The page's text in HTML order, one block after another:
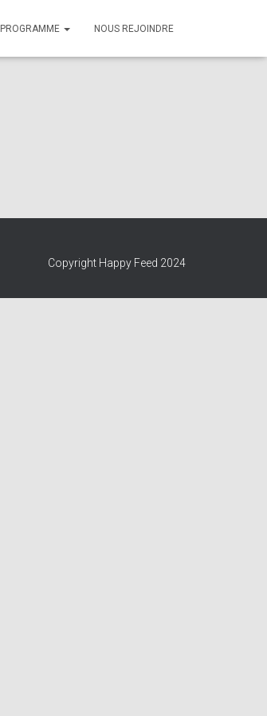
PROGRAMME NOUS REJOINDRE
Copyright Happy Feed 2024